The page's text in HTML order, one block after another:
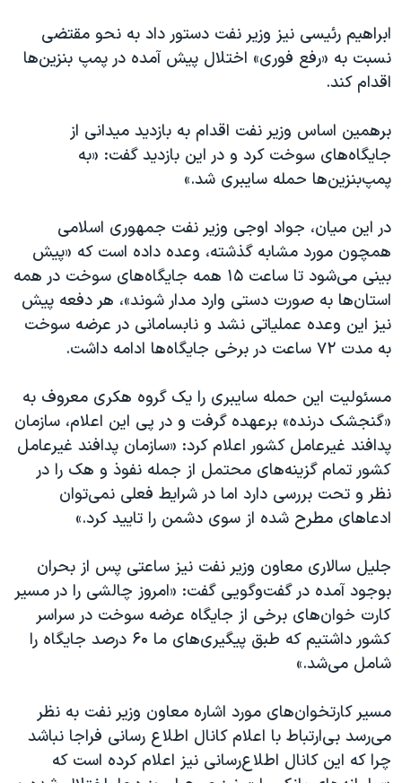
ابراهیم رئیسی نیز وزیر نفت دستور داد به نحو مقتضی
نسبت به «رفع فوری» اختلال پیش آمده در پمپ بنزین‌ها
اقدام کند.
برهمین اساس وزیر نفت اقدام به بازدید میدانی از
جایگاه‌های سوخت کرد و در این بازدید گفت: «به
پمپ‌بنزین‌ها حمله سایبری شد.»
در این میان، جواد اوجی وزیر نفت جمهوری اسلامی
همچون مورد مشابه گذشته، وعده داده است که «پیش
بینی می‌شود تا ساعت ۱۵ همه جایگاه‌های سوخت در همه
استان‌ها به صورت دستی وارد مدار شوند»، هر دفعه پیش
نیز این وعده عملیاتی نشد و نابسامانی در عرضه سوخت
به مدت ۷۲ ساعت در برخی جایگاه‌ها ادامه داشت.
مسئولیت این حمله سایبری را یک گروه هکری معروف به
«گنجشک‌ درنده» برعهده گرفت و در پی این اعلام، سازمان
پدافند غیرعامل کشور اعلام کرد: «سازمان پدافند غیرعامل
کشور تمام گزینه‌های محتمل از جمله نفوذ و هک را در
نظر و تحت بررسی دارد اما در شرایط فعلی نمی‌توان
ادعاهای مطرح شده از سوی دشمن را تایید کرد.»
جلیل سالاری معاون وزیر نفت نیز ساعتی پس از بحران
بوجود آمده در گفت‌وگویی گفت: «امروز چالشی را در مسیر
کارت خوان‌های برخی از جایگاه عرضه سوخت در سراسر
کشور داشتیم که طبق پیگیری‌های ما ۶۰ درصد جایگاه را
شامل می‌شد.»
مسیر کارتخوان‌های مورد اشاره معاون وزیر نفت به نظر
می‌رسد بی‌ارتباط با اعلام کانال اطلاع رسانی فراجا نباشد
چرا که این کانال اطلاع‌رسانی نیز اعلام کرده است که